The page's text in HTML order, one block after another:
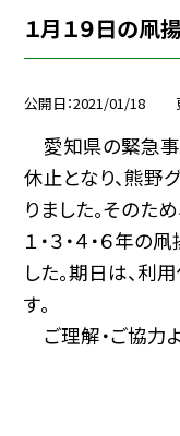
１月１９日の凧
公開日 2021/01/18
愛知県の緊急
休止となり、熊野
りました。そのた
１・３・４・６年
した。期日は、利
す。
ご理解・ご協力